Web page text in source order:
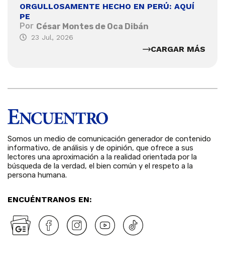
ORGULLOSAMENTE HECHO EN PERÚ: AQUÍ
PE
Por César Montes de Oca Dibán
23 Jul, 2026
CARGAR MÁS
Somos un medio de comunicación generador de contenido
informativo, de análisis y de opinión, que ofrece a sus
lectores una aproximación a la realidad orientada por la
búsqueda de la verdad, el bien común y el respeto a la
persona humana.
ENCUÉNTRANOS EN: